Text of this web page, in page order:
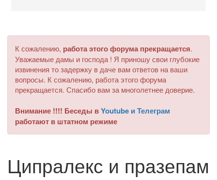
К сожалению, работа этого форума прекращается.
Уважаемые дамы и господа ! Я приношу свои глубокие
извинения то задержку в даче вам ответов на ваши
вопросы. К сожалению, работа этого форума
прекращается. Спасибо вам за многолетнее доверие.
Внимание !!!! Беседы вYoutube и Телеграм
работают в штатном режиме
Ципралекс и празепам